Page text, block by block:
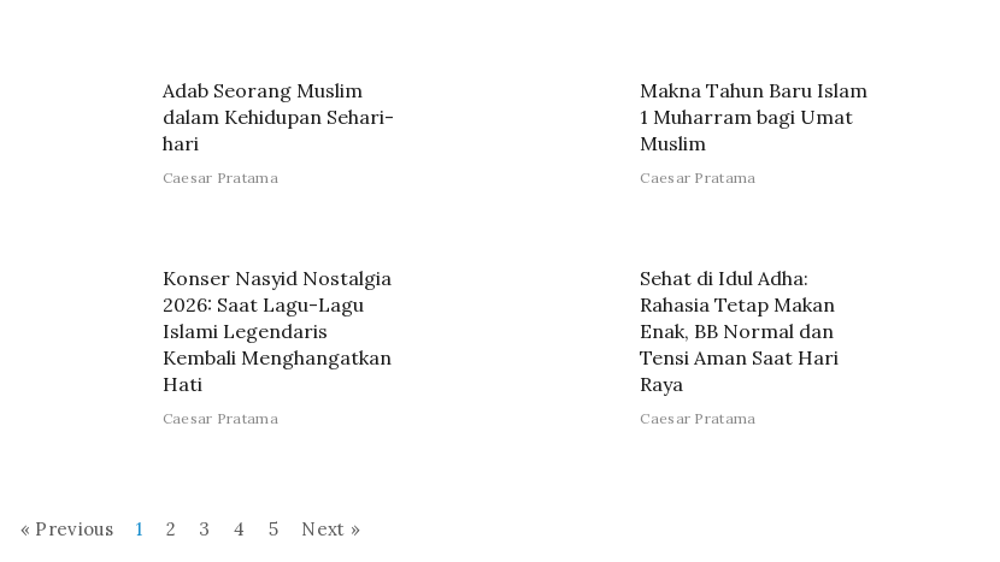
Adab Seorang Muslim
dalam Kehidupan Sehari-
hari
Caesar Pratama
Makna Tahun Baru Islam
1 Muharram bagi Umat
Muslim
Caesar Pratama
Konser Nasyid Nostalgia
2026: Saat Lagu-Lagu
Islami Legendaris
Kembali Menghangatkan
Hati
Caesar Pratama
Sehat di Idul Adha:
Rahasia Tetap Makan
Enak, BB Normal dan
Tensi Aman Saat Hari
Raya
Caesar Pratama
« Previous 1 2 3 4 5 Next »